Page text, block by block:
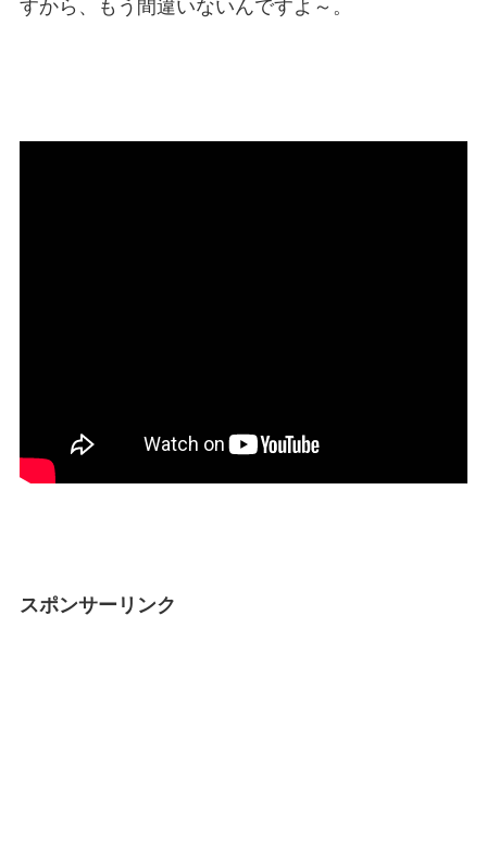
すから、もう間違いないんですよ～。
スポンサーリンク